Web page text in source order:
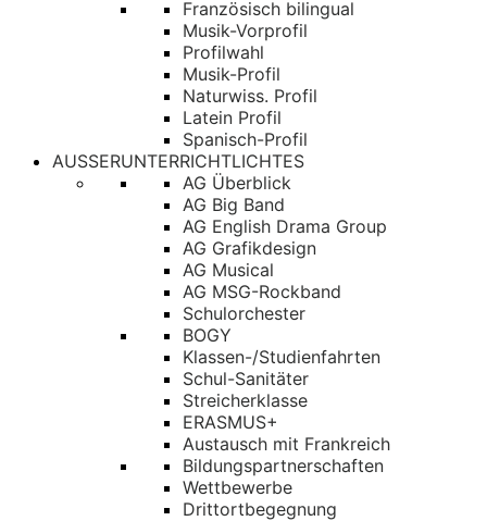
Französisch bilingual
Musik-Vorprofil
Profilwahl
Musik-Profil
Naturwiss. Profil
Latein Profil
Spanisch-Profil
AUSSERUNTERRICHTLICHTES
AG Überblick
AG Big Band
AG English Drama Group
AG Grafikdesign
AG Musical
AG MSG-Rockband
Schulorchester
BOGY
Klassen-/Studienfahrten
Schul-Sanitäter
Streicherklasse
ERASMUS+
Austausch mit Frankreich
Bildungspartnerschaften
Wettbewerbe
Drittortbegegnung